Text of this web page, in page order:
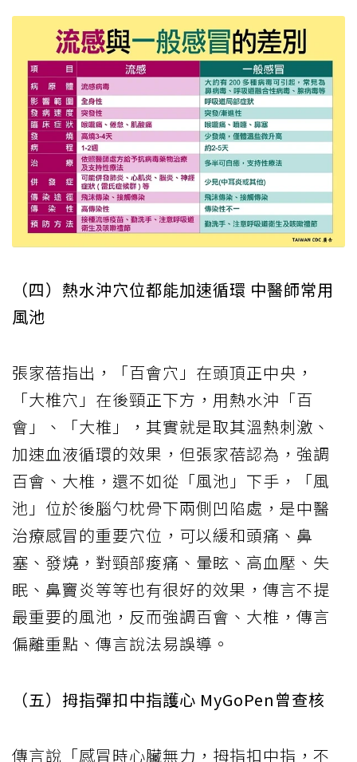
（四）熱水沖穴位都能加速循環 中醫師常用
風池
張家蓓指出，「百會穴」在頭頂正中央，
「大椎穴」在後頸正下方，用熱水沖「百
會」、「大椎」，其實就是取其溫熱刺激、
加速血液循環的效果，但張家蓓認為，強調
百會、大椎，還不如從「風池」下手，「風
池」位於後腦勺枕骨下兩側凹陷處，是中醫
治療感冒的重要穴位，可以緩和頭痛、鼻
塞、發燒，對頸部痠痛、暈眩、高血壓、失
眠、鼻竇炎等等也有很好的效果，傳言不提
最重要的風池，反而強調百會、大椎，傳言
偏離重點、傳言說法易誤導。
（五）拇指彈扣中指護心 MyGoPen曾查核
傳言說「感冒時心臟無力，拇指扣中指，不